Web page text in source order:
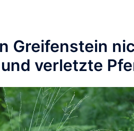
Greifenstein
verletzte